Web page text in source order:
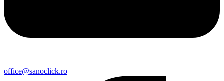
office@sanoclick.ro